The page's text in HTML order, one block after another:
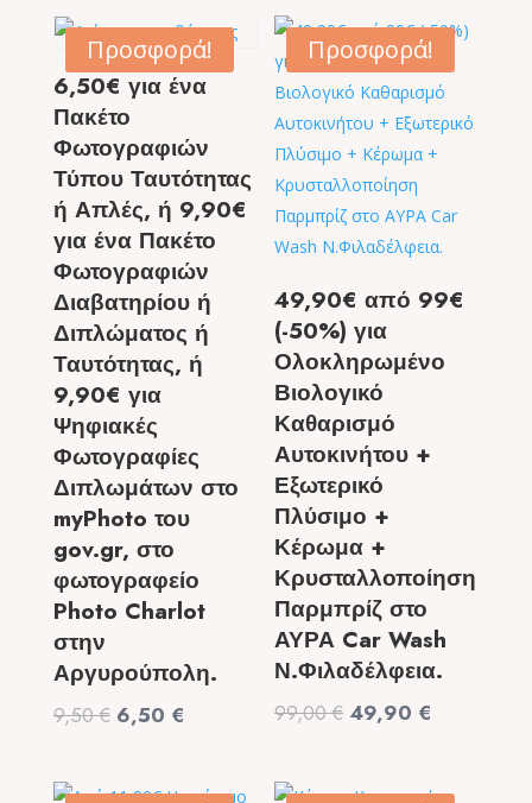
Προσφορά!
6,50€ για ένα
Πακέτο
Φωτογραφιών
Τύπου Ταυτότητας
ή Απλές, ή 9,90€
για ένα Πακέτο
Φωτογραφιών
Διαβατηρίου ή
Διπλώματος ή
Ταυτότητας, ή
9,90€ για
Ψηφιακές
Φωτογραφίες
Διπλωμάτων στο
myPhoto του
gov.gr, στο
φωτογραφείο
Photo Charlot
στην
Αργυρούπολη.
9,50€ Original
6,50 €
Προσφορά!
49,90€ από 99€
(-50%) για
Ολοκληρωμένο
Βιολογικό
Καθαρισμό
Αυτοκινήτου +
Εξωτερικό
Πλύσιμο +
Κέρωμα +
Κρυσταλλοποίηση
Παρμπρίζ στο
ΑΥΡΑ Car Wash
Ν.Φιλαδέλφεια.
99,00€ Original
49,90 €